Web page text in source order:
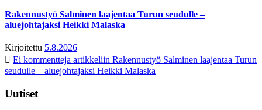
Rakennustyö Salminen laajentaa Turun seudulle –
aluejohtajaksi Heikki Malaska
Kirjoitettu 5.8.2026
Ei kommentteja artikkeliin Rakennustyö Salminen laajentaa Turun
seudulle – aluejohtajaksi Heikki Malaska
Uutiset